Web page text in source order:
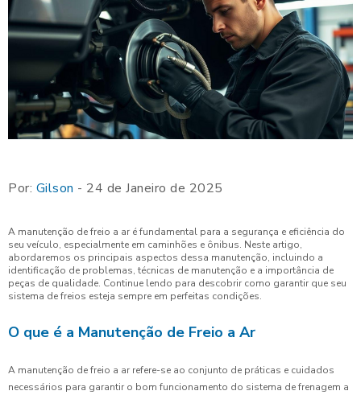
Por: Gilson - 24 de Janeiro de 2025
A manutenção de freio a ar é fundamental para a segurança e eficiência do
seu veículo, especialmente em caminhões e ônibus. Neste artigo,
abordaremos os principais aspectos dessa manutenção, incluindo a
identificação de problemas, técnicas de manutenção e a importância de
peças de qualidade. Continue lendo para descobrir como garantir que seu
sistema de freios esteja sempre em perfeitas condições.
O que é a Manutenção de Freio a Ar
A manutenção de freio a ar refere-se ao conjunto de práticas e cuidados
necessários para garantir o bom funcionamento do sistema de frenagem a